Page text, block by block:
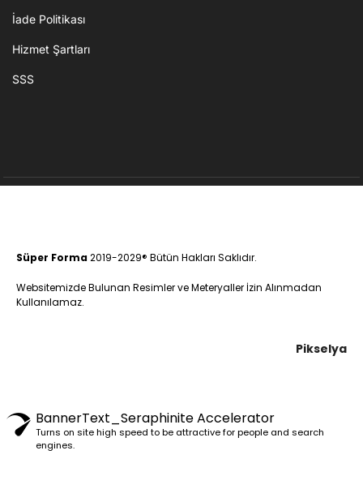
İade Politikası
Hizmet Şartları
SSS
Süper Forma2019-2029® Bütün Hakları Saklıdır.
Websitemizde Bulunan Resimler ve Meteryaller İzin Alınmadan
Kullanılamaz.
Pikselya
BannerText_Seraphinite Accelerator
Turns on site high speed to be attractive for people and search
engines.